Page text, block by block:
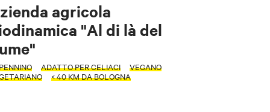
agricola
"Al di là del
ADATTO PER CELIACI
VEGANO
< 40 KM DA BOLOGNA